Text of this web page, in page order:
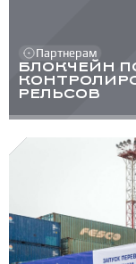
Партнерам
БЛОКЧЕЙН
РЕЛЬСОВ